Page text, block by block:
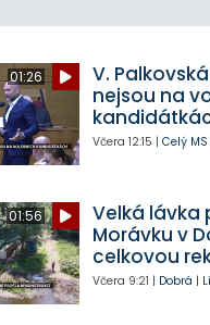
01:26
V.
nejsou na
Včera 12:15 | Celý
01:56
Velká lávka
Morávku v
celkovou
Včera 9:21 | Dobrá |